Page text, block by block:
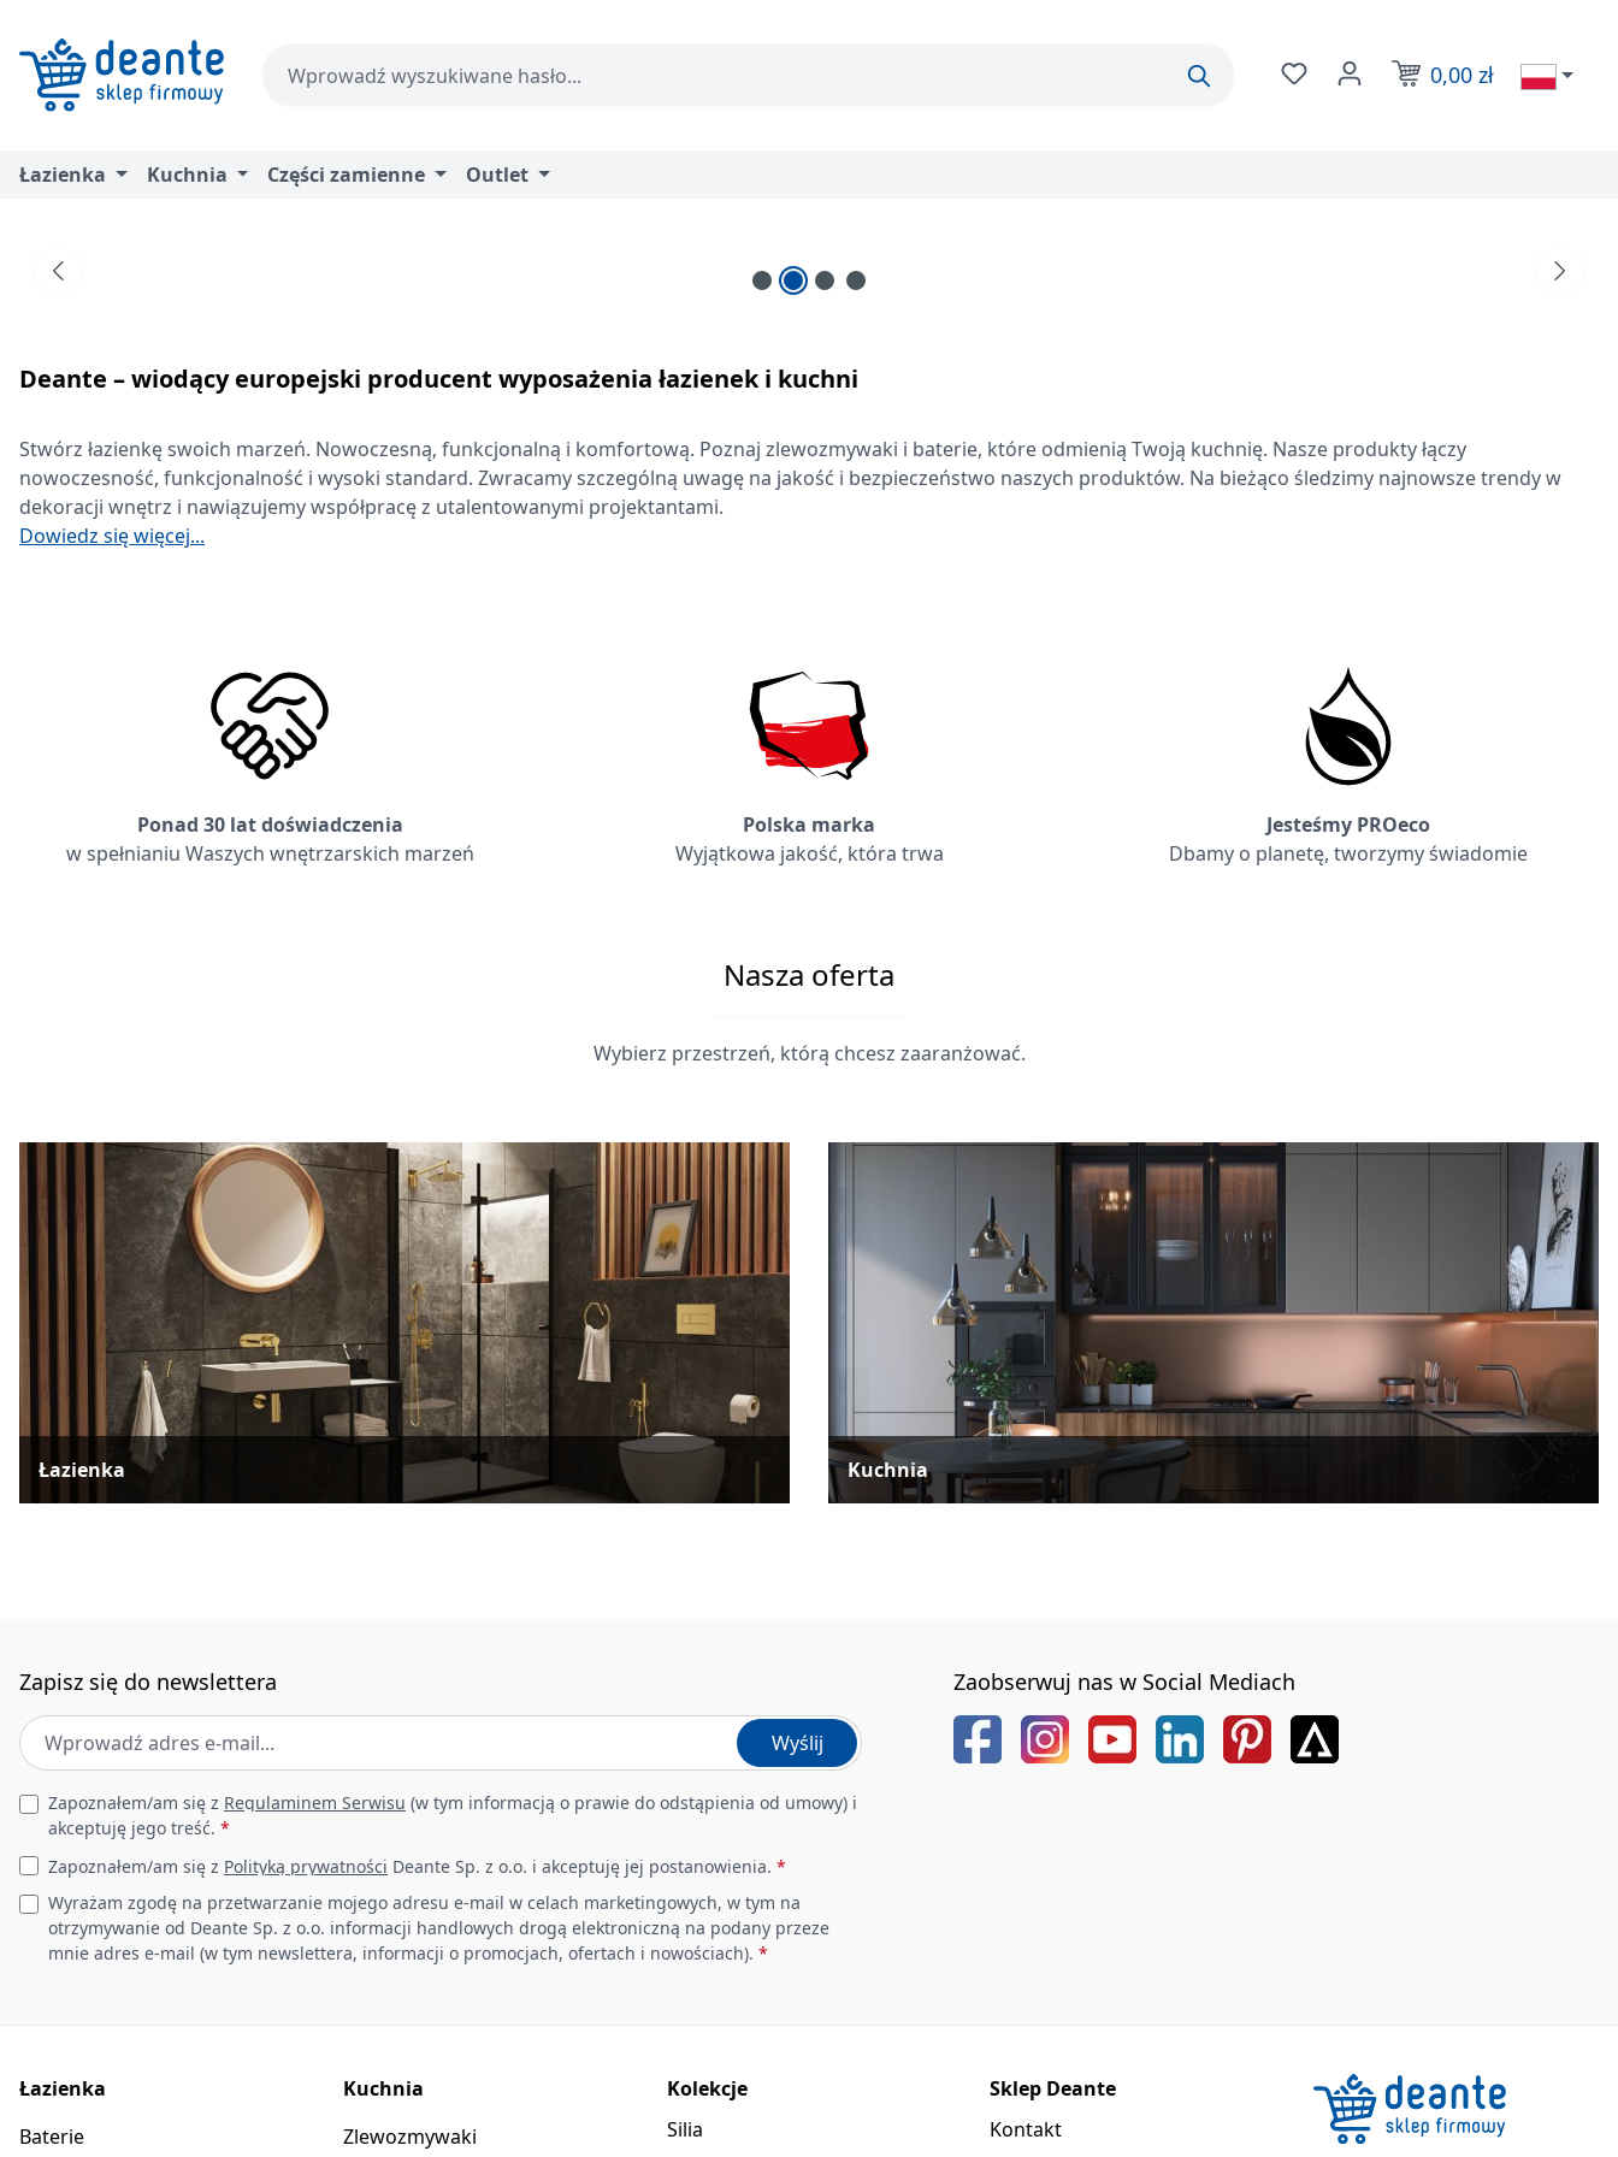
Masz 0 przedmioty na liście życzeń
0,00 zł
Koszyk zawiera
Łazienka Kuchnia Części zamienne Outlet
Deante – wiodący europejski producent wyposażenia łazienek i kuchni
Stwórz łazienkę swoich marzeń. Nowoczesną, funkcjonalną i komfortową. Poznaj zlewozmywaki i baterie, które odmienią Twoją kuchnię. Nasze produkty łączy
nowoczesność, funkcjonalność i wysoki standard. Zwracamy szczególną uwagę na jakość i bezpieczeństwo naszych produktów. Na bieżąco śledzimy najnowsze trendy w
dekoracji wnętrz i nawiązujemy współpracę z utalentowanymi projektantami.
Dowiedz się więcej...
Ponad 30 lat doświadczenia
w spełnianiu Waszych wnętrzarskich marzeń
Polska marka
Wyjątkowa jakość, która trwa
Jesteśmy PROeco
Dbamy o planetę, tworzymy świadomie
Nasza oferta
Wybierz przestrzeń, którą chcesz zaaranżować.
Łazienka Kuchnia
Zapisz się do newslettera
Adres e-mail *
Wyślij
Leave this field empty
Zapoznałem/am się z Regulaminem Serwisu (w tym informacją o prawie do odstąpienia od umowy) i
akceptuję jego treść. *
Zapoznałem/am się z Polityką prywatności Deante Sp. z o.o. i akceptuję jej postanowienia. *
Wyrażam zgodę na przetwarzanie mojego adresu e-mail w celach marketingowych, w tym na
otrzymywanie od Deante Sp. z o.o. informacji handlowych drogą elektroniczną na podany przeze
mnie adres e-mail (w tym newslettera, informacji o promocjach, ofertach i nowościach). *
Zaobserwuj nas w Social Mediach
Łazienka
Baterie
Kuchnia
Zlewozmywaki
Kolekcje
Silia
Sklep Deante
Kontakt